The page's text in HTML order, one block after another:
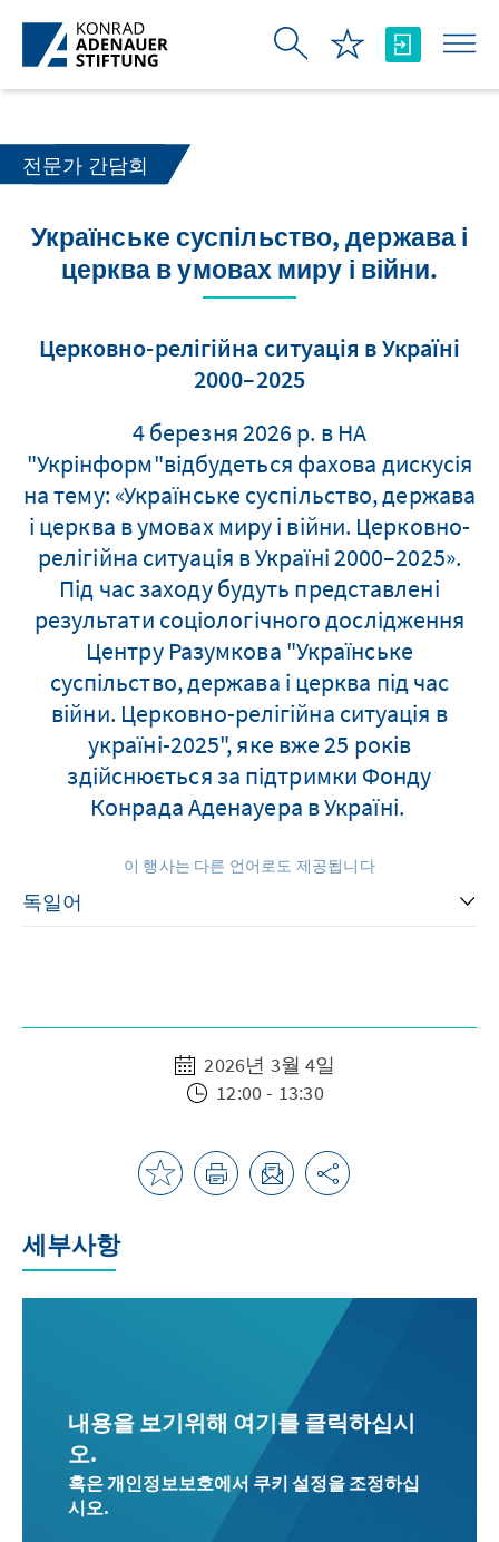
Skip to Main Content
전문가 간담회
Українське суспільство, держава і
церква в умовах миру і війни.
Церковно-релігійна ситуація в Україні
2000–2025
4 березня 2026 р. в НА
"Укрінформ"відбудеться фахова дискусія
на тему: «Українське суспільство, держава
і церква в умовах миру і війни. Церковно-
релігійна ситуація в Україні 2000–2025».
Під час заходу будуть представлені
результати соціологічного дослідження
Центру Разумкова "Українське
суспільство, держава і церква під час
війни. Церковно-релігійна ситуація в
україні-2025", яке вже 25 років
здійснюється за підтримки Фонду
Конрада Аденауера в Україні.
이 행사는 다른 언어로도 제공됩니다
2026년 3월 4일
12:00 - 13:30
세부사항
내용을 보기위해 여기를 클릭하십시
오.
혹은 개인정보보호에서 쿠키 설정을 조정하십
시오.